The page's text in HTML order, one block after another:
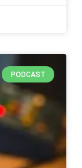
PODCAST